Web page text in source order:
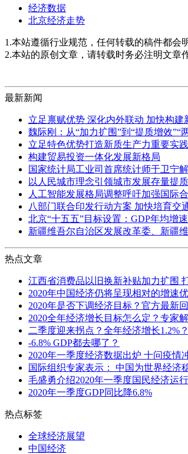
经济数据
北京经济走势
1.本站遵循行业规范，任何转载的稿件都会
2.本站的原创文章，请转载时务必注明文章
最新新闻
立足禀赋优势 深化内外联动 加快构建
魏际刚：从“加力扩围”到“提质增效”“
立足特色优势打造新质生产力重要实
构建贸易投资一体化发展新格局
国家统计局工业司首席统计师于卫宁
以人民城市理念引领城市发展存量提
人工智能发展格局调整呼吁加强国际
八部门联合印发行动方案 加快培育交
北京“十五五”目标设置：GDP年均增
新疆维吾尔自治区发展改革委、新疆
热点文章
江西省消费品以旧换新补贴加力扩围
2020年中国经济仍将呈现相对的增速
2020年是否下调经济目标？官方最新
2020全年经济增长目标怎么定？专家
二季度迎来拐点？全年经济增长1.2%
-6.8% GDP都去哪了？
2020年一季度经济数据出炉 十问疫情
国际组织专家表示： 中国为世界经济
毛盛勇介绍2020年一季度国民经济运
2020年一季度GDP同比降6.8%
热点标签
全球经济展望
中国经济